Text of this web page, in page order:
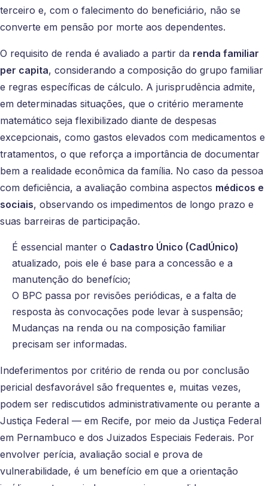
terceiro e, com o falecimento do beneficiário, não se
converte em pensão por morte aos dependentes.
O requisito de renda é avaliado a partir da renda familiar
per capita, considerando a composição do grupo familiar
e regras específicas de cálculo. A jurisprudência admite,
em determinadas situações, que o critério meramente
matemático seja flexibilizado diante de despesas
excepcionais, como gastos elevados com medicamentos e
tratamentos, o que reforça a importância de documentar
bem a realidade econômica da família. No caso da pessoa
com deficiência, a avaliação combina aspectos médicos e
sociais, observando os impedimentos de longo prazo e
suas barreiras de participação.
É essencial manter o Cadastro Único (CadÚnico)
atualizado, pois ele é base para a concessão e a
manutenção do benefício;
O BPC passa por revisões periódicas, e a falta de
resposta às convocações pode levar à suspensão;
Mudanças na renda ou na composição familiar
precisam ser informadas.
Indeferimentos por critério de renda ou por conclusão
pericial desfavorável são frequentes e, muitas vezes,
podem ser rediscutidos administrativamente ou perante a
Justiça Federal — em Recife, por meio da Justiça Federal
em Pernambuco e dos Juizados Especiais Federais. Por
envolver perícia, avaliação social e prova de
vulnerabilidade, é um benefício em que a orientação